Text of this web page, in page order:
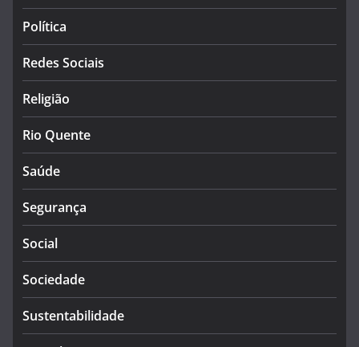
Política
Redes Sociais
Religião
Rio Quente
Saúde
Segurança
Social
Sociedade
Sustentabilidade